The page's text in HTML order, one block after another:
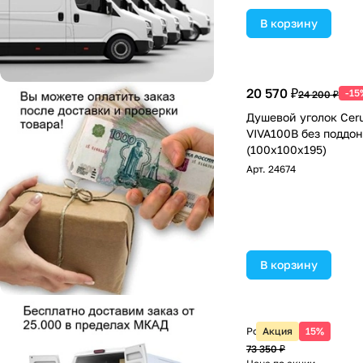
В корзину
20 570 ₽24 200 ₽ -
Душевой уголок
VIVA100B без
(100x100x195)
Арт. 24674
В корзину
Акция 15%
Розничная цена
73 350 ₽